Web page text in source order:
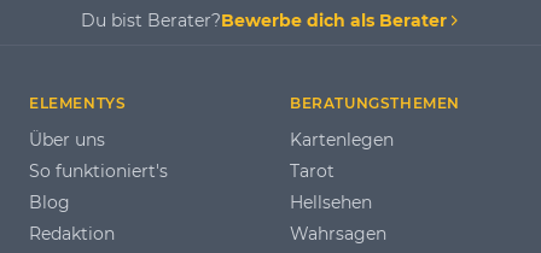
Du bist Berater?Bewerbe dich als Berater
ELEMENTYS
Über uns
So funktioniert's
Blog
Redaktion
BERATUNGSTHEMEN
Kartenlegen
Tarot
Hellsehen
Wahrsagen